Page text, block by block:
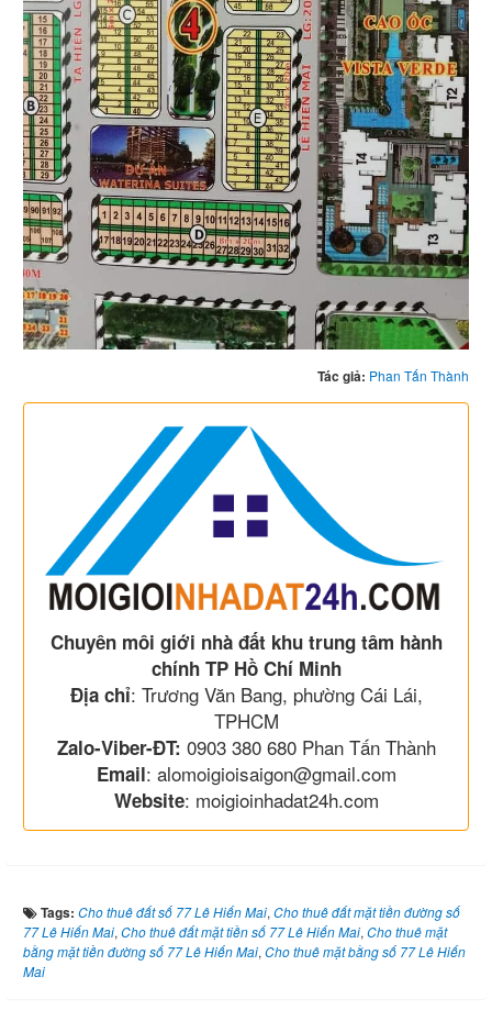
Tác giả: Phan Tấn Thành
Chuyên môi giới nhà đất khu trung tâm hành
chính TP Hồ Chí Minh
Địa chỉ: Trương Văn Bang, phường Cái Lái,
TPHCM
Zalo-Viber-ĐT: 0903 380 680 Phan Tấn Thành
Email: alomoigioisaigon@gmail.com
Website: moigioinhadat24h.com
Tags: Cho thuê đất số 77 Lê Hiến Mai, Cho thuê đất mặt tiền đường số
77 Lê Hiến Mai, Cho thuê đất mặt tiền số 77 Lê Hiến Mai, Cho thuê mặt
bằng mặt tiền đường số 77 Lê Hiến Mai, Cho thuê mặt bằng số 77 Lê Hiến
Mai